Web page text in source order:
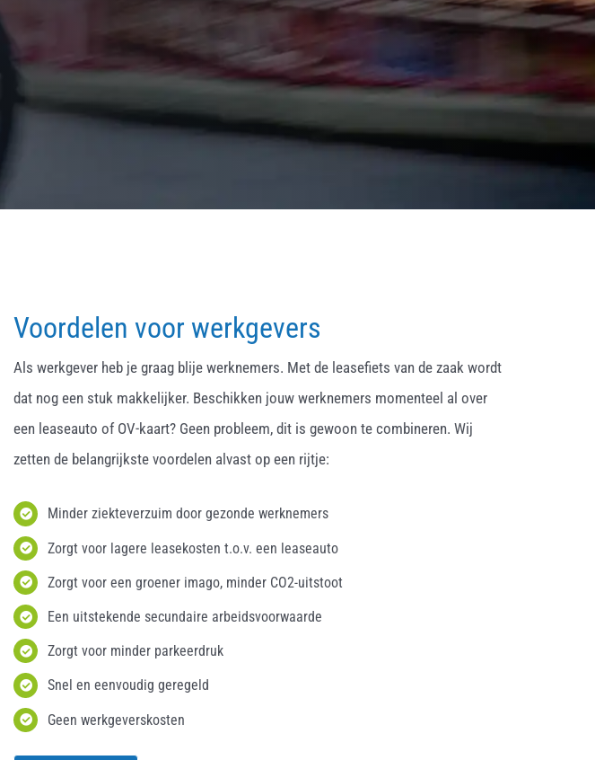
Voordelen voor werkgevers
Als werkgever heb je graag blije werknemers. Met de leasefiets van de zaak wordt
dat nog een stuk makkelijker. Beschikken jouw werknemers momenteel al over
een leaseauto of OV-kaart? Geen probleem, dit is gewoon te combineren. Wij
zetten de belangrijkste voordelen alvast op een rijtje:
Minder ziekteverzuim door gezonde werknemers
Zorgt voor lagere leasekosten t.o.v. een leaseauto
Zorgt voor een groener imago, minder CO2-uitstoot
Een uitstekende secundaire arbeidsvoorwaarde
Zorgt voor minder parkeerdruk
Snel en eenvoudig geregeld
Geen werkgeverskosten